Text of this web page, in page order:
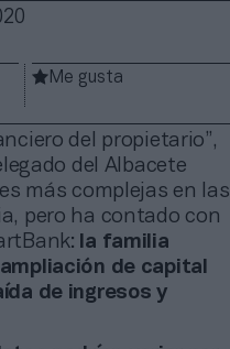
Me gusta
del propietario”,
del Albacete
más complejas en las
pero ha contado con
la familia
de capital
de ingresos y